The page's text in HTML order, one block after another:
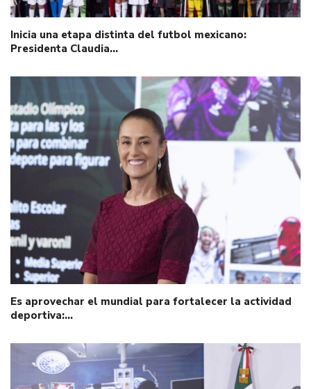
Inicia una etapa distinta del futbol mexicano:
Presidenta Claudia…
Es aprovechar el mundial para fortalecer la actividad
deportiva:…